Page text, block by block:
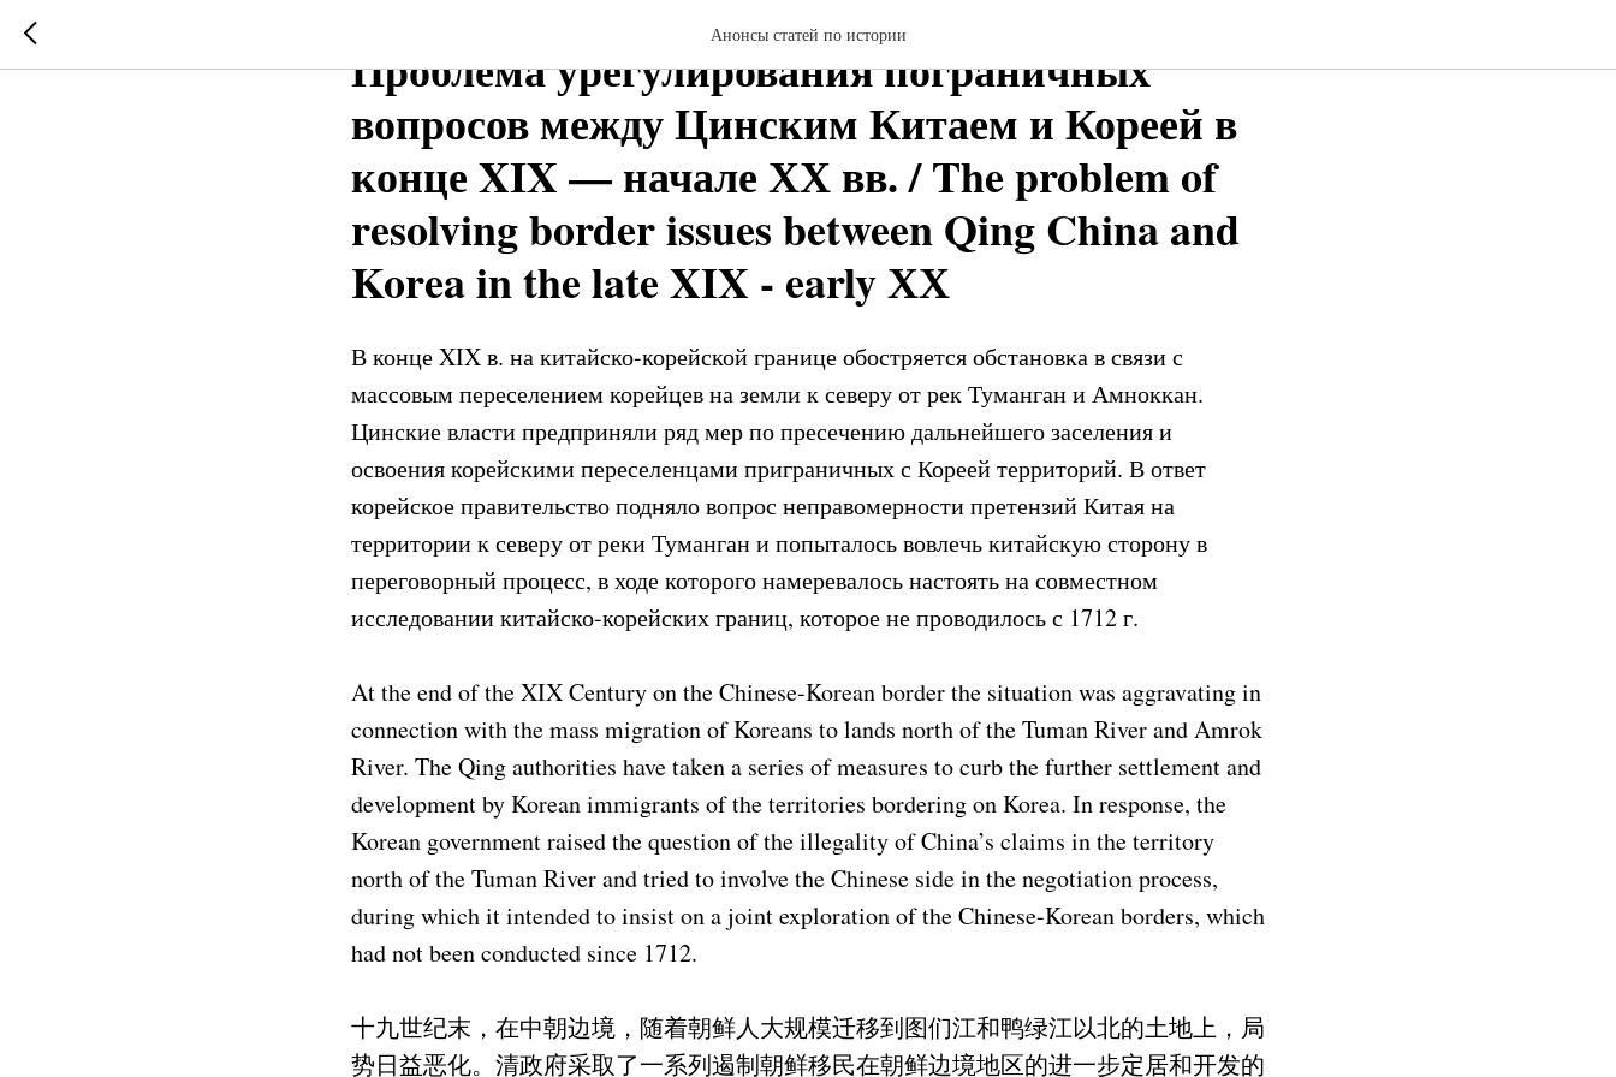
Анонсы статей по истории
Проблема урегулирования пограничных
вопросов между Цинским Китаем и Кореей в
конце XIX — начале ХХ вв. / The problem of
resolving border issues between Qing China and
Korea in the late XIX - early ХХ
В конце XIX в. на китайско-корейской границе обостряется обстановка в связи с
массовым переселением корейцев на земли к северу от рек Туманган и Амноккан.
Цинские власти предприняли ряд мер по пресечению дальнейшего заселения и
освоения корейскими переселенцами приграничных с Кореей территорий. В ответ
корейское правительство подняло вопрос неправомерности претензий Китая на
территории к северу от реки Туманган и попыталось вовлечь китайскую сторону в
переговорный процесс, в ходе которого намеревалось настоять на совместном
исследовании китайско-корейских границ, которое не проводилось с 1712 г.
At the end of the XIX Century on the Chinese-Korean border the situation was aggravating in
connection with the mass migration of Koreans to lands north of the Tuman River and Amrok
River. The Qing authorities have taken a series of measures to curb the further settlement and
development by Korean immigrants of the territories bordering on Korea. In response, the
Korean government raised the question of the illegality of China’s claims in the territory
north of the Tuman River and tried to involve the Chinese side in the negotiation process,
during which it intended to insist on a joint exploration of the Chinese-Korean borders, which
had not been conducted since 1712.
十九世纪末，在中朝边境，随着朝鲜人大规模迁移到图们江和鸭绿江以北的土地上，局
势日益恶化。清政府采取了一系列遏制朝鲜移民在朝鲜边境地区的进一步定居和开发的